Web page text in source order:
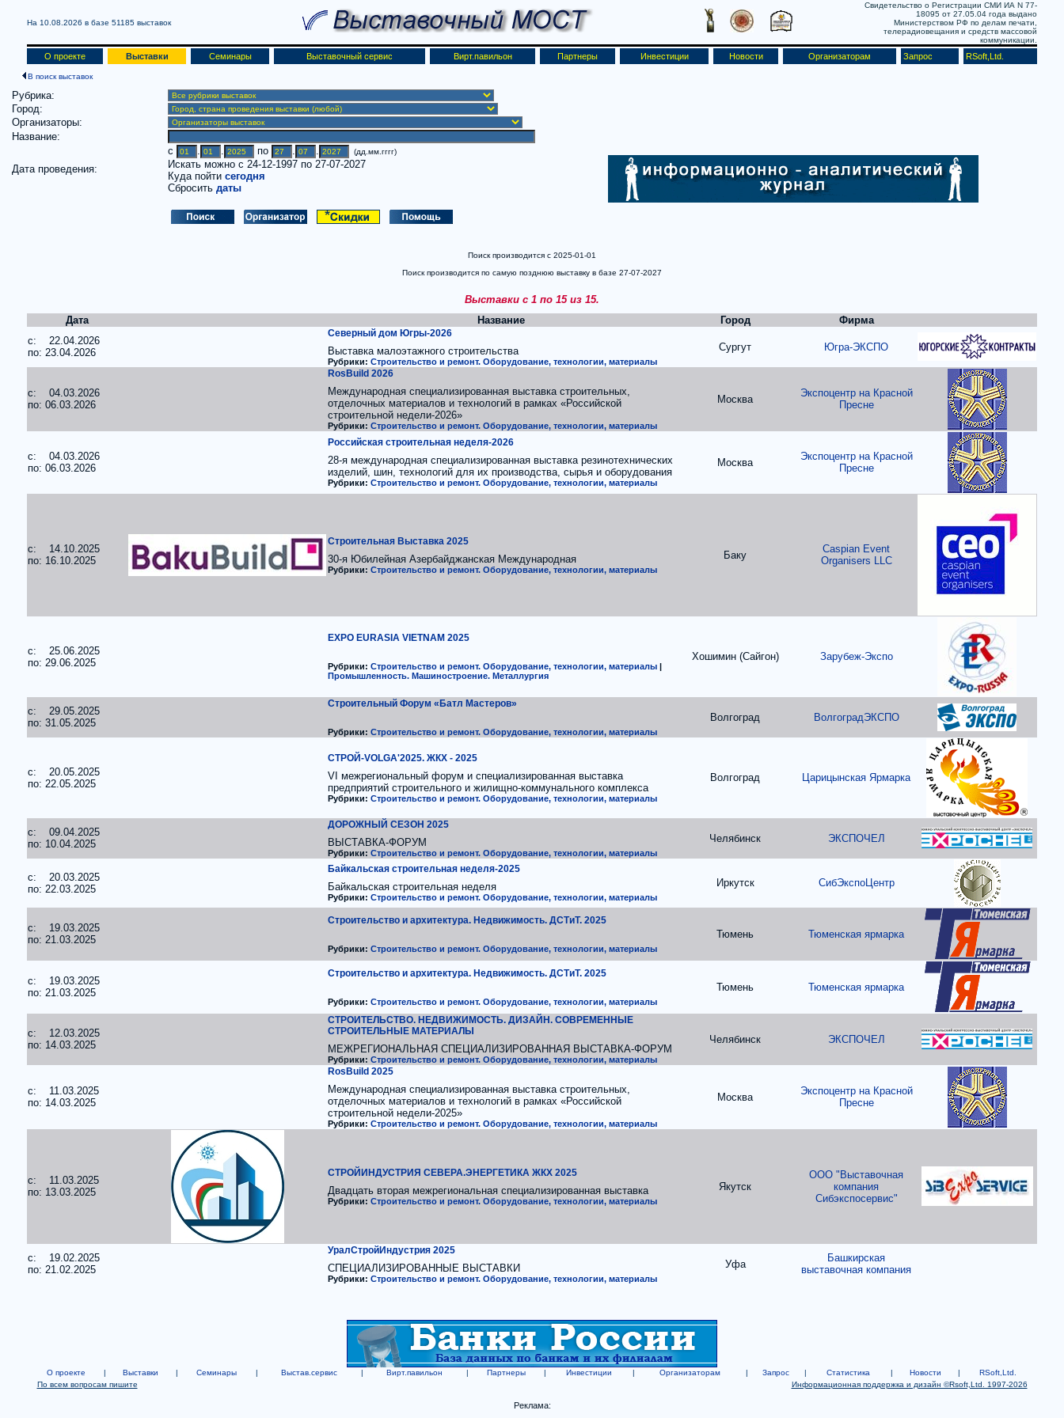
На 10.08.2026 в базе 51185 выставок
Свидетельство о Регистрации СМИ ИА N 77-
18095 от 27.05.04 года выдано
Министерством РФ по делам печати,
телерадиовещания и средств массовой
коммуникации.
О проекте Выставки Семинары Выставочный сервис Вирт.павильон Партнеры Инвестиции Новости Организаторам Запрос RSoft,Ltd.
В поиск выставок
Рубрика:
Город:
Организаторы:
Название:
Дата проведения:
c . . по . . (дд.мм.гггг)
Искать можно с 24-12-1997 по 27-07-2027
Куда пойти сегодня
Сбросить даты
Поиск производится с 2025-01-01
Поиск производится по самую позднюю выставку в базе 27-07-2027
Выставки с 1 по 15 из 15.
Дата
Название Город
Фирма
c: 22.04.2026
по: 23.04.2026
Северный дом Югры-2026
Выставка малоэтажного строительства
Рубрики: Строительство и ремонт. Оборудование, технологии, материалы
Сургут Югра-ЭКСПО
c: 04.03.2026
по: 06.03.2026
RosBuild 2026
Международная специализированная выставка строительных,
отделочных материалов и технологий в рамках «Российской
строительной недели-2026»
Рубрики: Строительство и ремонт. Оборудование, технологии, материалы
Москва
Экспоцентр на Красной
Пресне
c: 04.03.2026
по: 06.03.2026
Российская строительная неделя-2026
28-я международная специализированная выставка резинотехнических
изделий, шин, технологий для их производства, сырья и оборудования
Рубрики: Строительство и ремонт. Оборудование, технологии, материалы
Москва
Экспоцентр на Красной
Пресне
c: 14.10.2025
по: 16.10.2025
Строительная Выставка 2025
30-я Юбилейная Азербайджанская Международная
Рубрики: Строительство и ремонт. Оборудование, технологии, материалы
Баку
Caspian Event
Organisers LLC
c: 25.06.2025
по: 29.06.2025
EXPO EURASIA VIETNAM 2025
Рубрики: Строительство и ремонт. Оборудование, технологии, материалы
Промышленность. Машиностроение. Металлургия
Хошимин (Сайгон) Зарубеж-Экспо
c: 29.05.2025
по: 31.05.2025
Строительный Форум «Батл Мастеров»
Рубрики: Строительство и ремонт. Оборудование, технологии, материалы
Волгоград ВолгоградЭКСПО
c: 20.05.2025
по: 22.05.2025
СТРОЙ-VOLGA'2025. ЖКХ - 2025
VI межрегиональный форум и специализированная выставка
предприятий строительного и жилищно-коммунального комплекса
Рубрики: Строительство и ремонт. Оборудование, технологии, материалы
Волгоград Царицынская Ярмарка
c: 09.04.2025
по: 10.04.2025
ДОРОЖНЫЙ СЕЗОН 2025
ВЫСТАВКА-ФОРУМ
Рубрики: Строительство и ремонт. Оборудование, технологии, материалы
Челябинск ЭКСПОЧЕЛ
c: 20.03.2025
по: 22.03.2025
Байкальская строительная неделя-2025
Байкальская строительная неделя
Рубрики: Строительство и ремонт. Оборудование, технологии, материалы
Иркутск СибЭкспоЦентр
c: 19.03.2025
по: 21.03.2025
Строительство и архитектура. Недвижимость. ДСТиТ. 2025
Рубрики: Строительство и ремонт. Оборудование, технологии, материалы
Тюмень Тюменская ярмарка
c: 19.03.2025
по: 21.03.2025
Строительство и архитектура. Недвижимость. ДСТиТ. 2025
Рубрики: Строительство и ремонт. Оборудование, технологии, материалы
Тюмень Тюменская ярмарка
c: 12.03.2025
по: 14.03.2025
СТРОИТЕЛЬСТВО. НЕДВИЖИМОСТЬ. ДИЗАЙН. СОВРЕМЕННЫЕ
СТРОИТЕЛЬНЫЕ МАТЕРИАЛЫ
МЕЖРЕГИОНАЛЬНАЯ СПЕЦИАЛИЗИРОВАННАЯ ВЫСТАВКА-ФОРУМ
Рубрики: Строительство и ремонт. Оборудование, технологии, материалы
Челябинск ЭКСПОЧЕЛ
c: 11.03.2025
по: 14.03.2025
RosBuild 2025
Международная специализированная выставка строительных,
отделочных материалов и технологий в рамках «Российской
строительной недели-2025»
Рубрики: Строительство и ремонт. Оборудование, технологии, материалы
Москва
Экспоцентр на Красной
Пресне
c: 11.03.2025
по: 13.03.2025
СТРОЙИНДУСТРИЯ СЕВЕРА.ЭНЕРГЕТИКА ЖКХ 2025
Двадцать вторая межрегиональная специализированная выставка
Рубрики: Строительство и ремонт. Оборудование, технологии, материалы
Якутск
ООО "Выставочная
компания
Сибэкспосервис"
c: 19.02.2025
по: 21.02.2025
УралСтройИндустрия 2025
СПЕЦИАЛИЗИРОВАННЫЕ ВЫСТАВКИ
Рубрики: Строительство и ремонт. Оборудование, технологии, материалы
Уфа
Башкирская
выставочная компания
О проекте | Выставки | Семинары | Выстав.сервис | Вирт.павильон | Партнеры | Инвестиции | Организаторам | Запрос | Статистика | Новости |
RSoft,Ltd.
По всем вопросам пишите
Информационная поддержка и дизайн ©Rsoft,Ltd. 1997-2026
Реклама: